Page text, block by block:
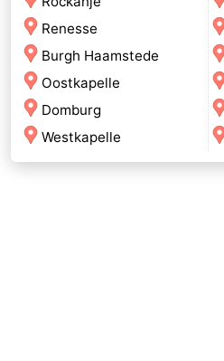
Renesse
Burgh Haamstede
Oostkapelle
Domburg
Westkapelle